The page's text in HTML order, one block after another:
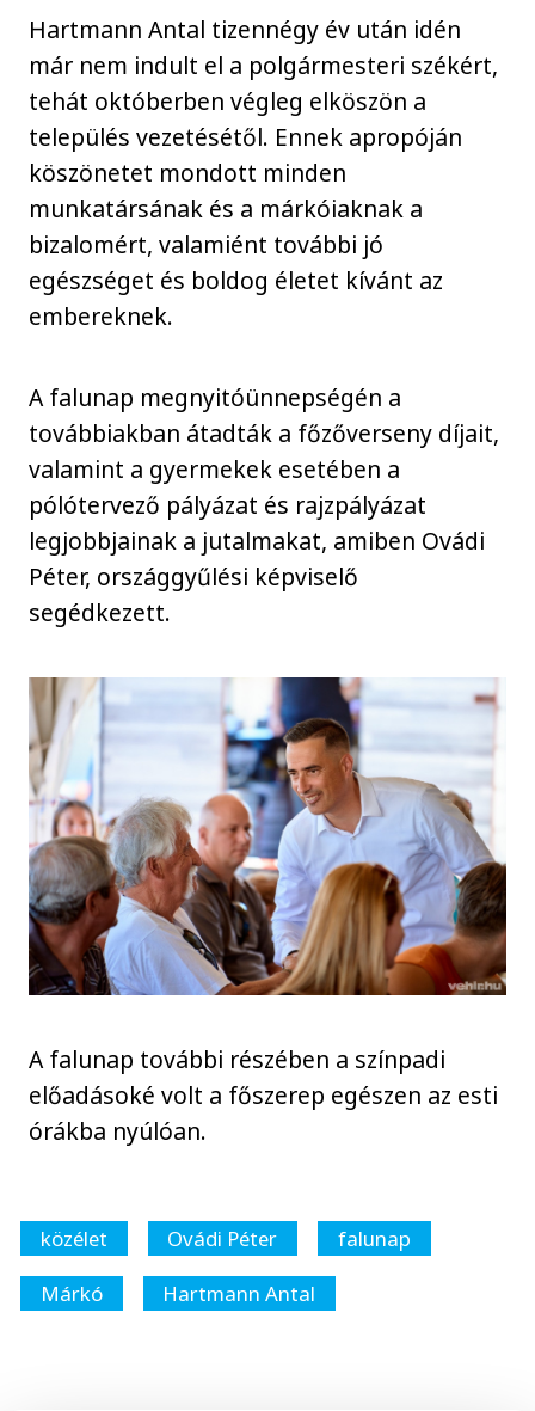
Hartmann Antal tizennégy év után idén
már nem indult el a polgármesteri székért,
tehát októberben végleg elköszön a
település vezetésétől. Ennek apropóján
köszönetet mondott minden
munkatársának és a márkóiaknak a
bizalomért, valamiént további jó
egészséget és boldog életet kívánt az
embereknek.
A falunap megnyitóünnepségén a
továbbiakban átadták a főzőverseny díjait,
valamint a gyermekek esetében a
pólótervező pályázat és rajzpályázat
legjobbjainak a jutalmakat, amiben Ovádi
Péter, országgyűlési képviselő
segédkezett.
A falunap további részében a színpadi
előadásoké volt a főszerep egészen az esti
órákba nyúlóan.
közélet Ovádi Péter
falunap
Márkó
Hartmann Antal